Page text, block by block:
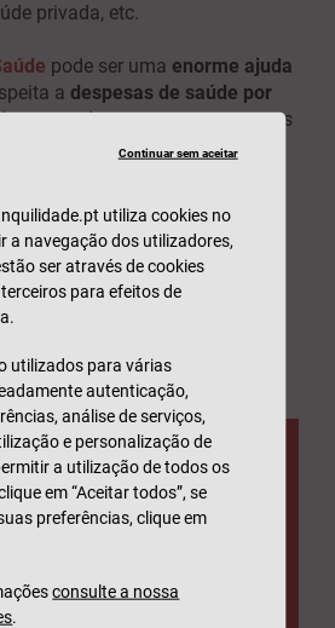
privada, etc.
pode ser uma enorme ajuda
a despesas de saúde por
consultas e tratamentos, mas
hospitalizações e despesas
com doenças graves
seguro de saúde o seu
assim a sua família.
ter seguro de saúde?
principais para
de saúde.
de Saúde
por mês
Dentária incluída
Continuar sem aceitar
utiliza cookies no
a navegação dos utilizadores,
ser através de cookies
para efeitos de
utilizados para várias
autenticação,
análise de serviços,
e personalização de
a utilização de todos os
em “Aceitar todos”, se
preferências, clique em
consulte a nossa
.